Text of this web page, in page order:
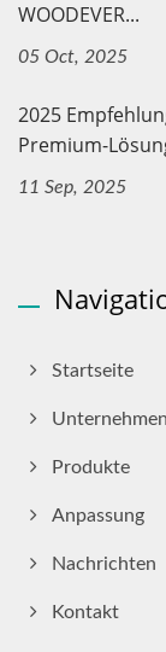
WOODEVER...
05 Oct, 2025
2025
Premium-
11 Sep, 2025
Startseite
Unternehmen
Produkte
Anpassung
Nachrichten
Kontakt